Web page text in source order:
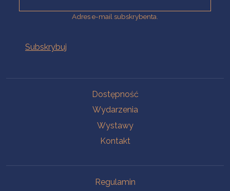
Adres e-mail subskrybenta.
Dostępność
Wydarzenia
Wystawy
Kontakt
Regulamin